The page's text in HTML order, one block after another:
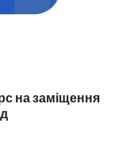
на заміщення